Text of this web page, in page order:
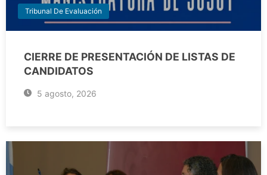
Tribunal De Evaluación
CIERRE DE PRESENTACIÓN DE LISTAS DE
CANDIDATOS
5 agosto, 2026